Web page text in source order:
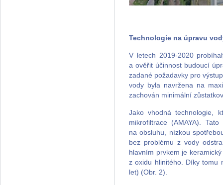
Technologie na úpravu
V letech 2019-2020
a ověřit účinnost budoucí
zadané požadavky pro
vody byla navržena na
zachován minimální
Jako vhodná technologie,
mikrofiltrace (AMAYA).
na obsluhu, nízkou
bez problému z vody
hlavním prvkem je
z oxidu hlinitého. Díky tomu
let) (Obr. 2).